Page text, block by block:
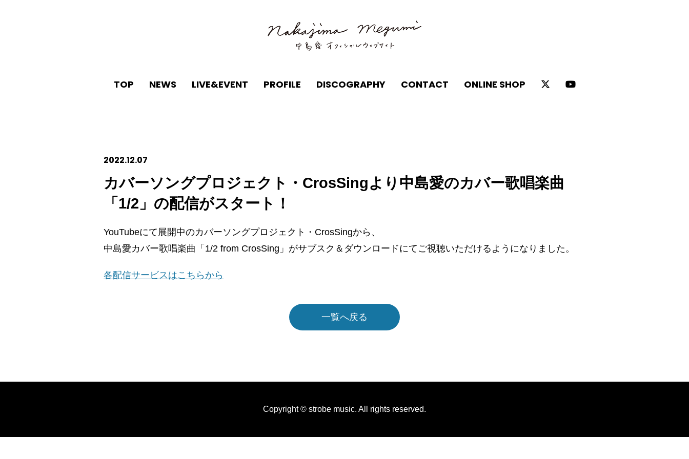
TOP NEWS LIVE&EVENT PROFILE DISCOGRAPHY CONTACT ONLINE SHOP
2022.12.07
カバーソングプロジェクト・CrosSingより中島愛のカバー歌唱楽曲
「1/2」の配信がスタート！
YouTubeにて展開中のカバーソングプロジェクト・CrosSingから、
中島愛カバー歌唱楽曲「1/2 from CrosSing」がサブスク＆ダウンロードにてご視聴いただけるようになりました。
各配信サービスはこちらから
一覧へ戻る
Copyright © strobe music. All rights reserved.